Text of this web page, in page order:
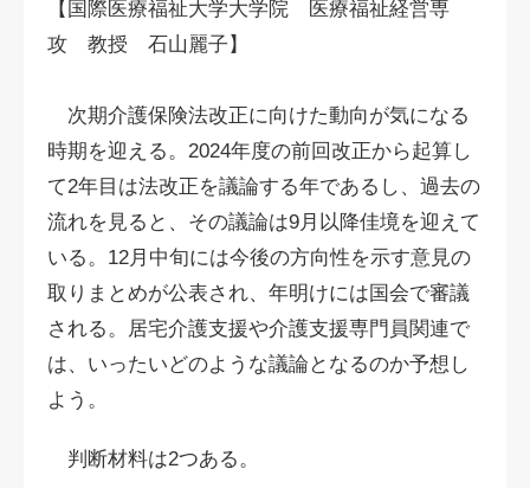
【国際医療福祉大学大学院 医療福祉経営専
攻 教授 石山麗子】
次期介護保険法改正に向けた動向が気になる
時期を迎える。2024年度の前回改正から起算し
て2年目は法改正を議論する年であるし、過去の
流れを見ると、その議論は9月以降佳境を迎えて
いる。12月中旬には今後の方向性を示す意見の
取りまとめが公表され、年明けには国会で審議
される。居宅介護支援や介護支援専門員関連で
は、いったいどのような議論となるのか予想し
よう。
判断材料は2つある。